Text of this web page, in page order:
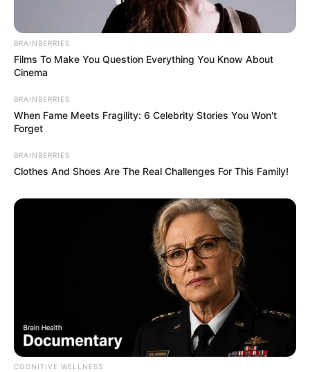
BRAINBERRIES
Films To Make You Question Everything You Know About
Cinema
BRAINBERRIES
When Fame Meets Fragility: 6 Celebrity Stories You Won't
Forget
BRAINBERRIES
Clothes And Shoes Are The Real Challenges For This Family!
COGNITIVE WELLNESS